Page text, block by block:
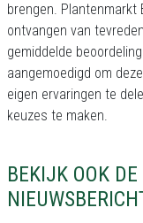
brengen.
ontvangen van
gemiddelde
aangemoedigd om
eigen ervaringen te
keuzes te maken.
BEKIJK OOK